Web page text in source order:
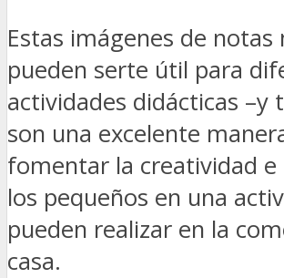
Estas imágenes de notas
pueden serte útil para
actividades didácticas –y
son una excelente
fomentar la creatividad e
los pequeños en una
pueden realizar en la
casa.